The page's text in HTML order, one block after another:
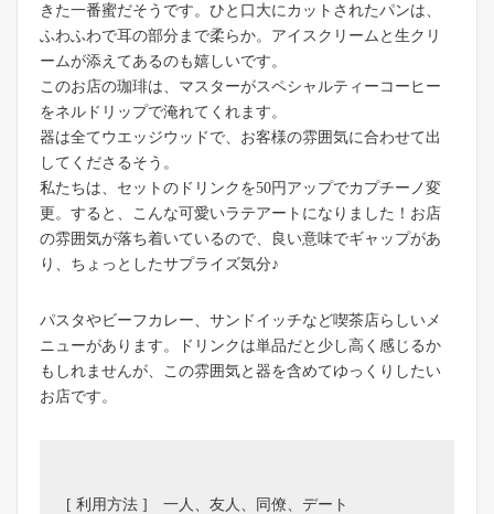
きた一番蜜だそうです。ひと口大にカットされたパンは、
ふわふわで耳の部分まで柔らか。アイスクリームと生クリ
ームが添えてあるのも嬉しいです。
このお店の珈琲は、マスターがスペシャルティーコーヒー
をネルドリップで淹れてくれます。
器は全てウエッジウッドで、お客様の雰囲気に合わせて出
してくださるそう。
私たちは、セットのドリンクを50円アップでカプチーノ変
更。すると、こんな可愛いラテアートになりました！お店
の雰囲気が落ち着いているので、良い意味でギャップがあ
り、ちょっとしたサプライズ気分♪
パスタやビーフカレー、サンドイッチなど喫茶店らしいメ
ニューがあります。ドリンクは単品だと少し高く感じるか
もしれませんが、この雰囲気と器を含めてゆっくりしたい
お店です。
[ 利用方法 ] 一人、友人、同僚、デート